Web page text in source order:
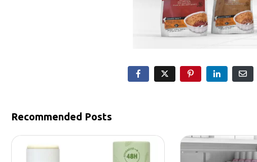
Recommended Posts